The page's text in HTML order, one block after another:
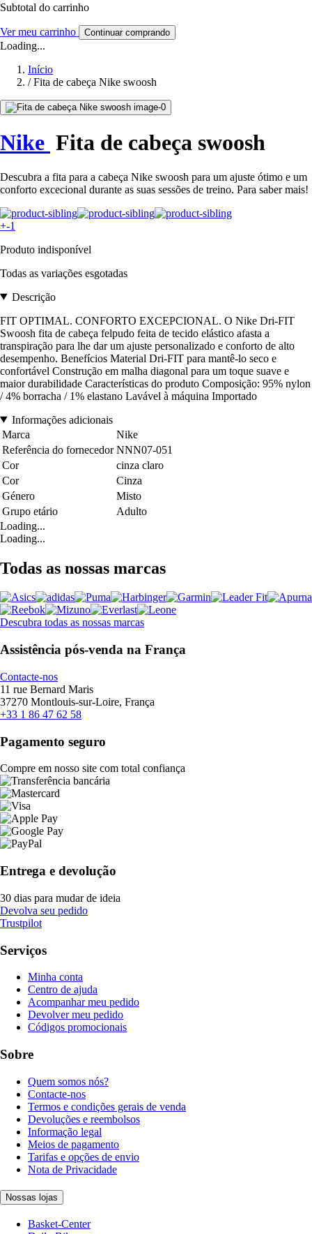
Subtotal do carrinho
Ver meu carrinho Continuar comprando
Loading...
Início
/ Fita de cabeça Nike swoosh
Nike Fita de cabeça swoosh
Descubra a fita para a cabeça Nike swoosh para um ajuste ótimo e um
conforto excecional durante as suas sessões de treino. Para saber mais!
+-1
Produto indisponível
Todas as variações esgotadas
Descrição
FIT OPTIMAL. CONFORTO EXCEPCIONAL. O Nike Dri-FIT
Swoosh fita de cabeça felpudo feita de tecido elástico afasta a
transpiração para lhe dar um ajuste personalizado e conforto de alto
desempenho. Benefícios Material Dri-FIT para mantê-lo seco e
confortável Construção em malha diagonal para um toque suave e
maior durabilidade Características do produto Composição: 95% nylon
/ 4% borracha / 1% elastano Lavável à máquina Importado
Informações adicionais
Marca
Nike
Referência do fornecedor NNN07-051
Cor
cinza claro
Cor
Cinza
Género
Misto
Grupo etário
Adulto
Loading...
Loading...
Todas as nossas marcas
Descubra todas as nossas marcas
Assistência pós-venda na França
Contacte-nos
11 rue Bernard Maris
37270 Montlouis-sur-Loire, França
+33 1 86 47 62 58
Pagamento seguro
Compre em nosso site com total confiança
Entrega e devolução
30 dias para mudar de ideia
Devolva seu pedido
Trustpilot
Serviços
Minha conta
Centro de ajuda
Acompanhar meu pedido
Devolver meu pedido
Códigos promocionais
Sobre
Quem somos nós?
Contacte-nos
Termos e condições gerais de venda
Devoluções e reembolsos
Informação legal
Meios de pagamento
Tarifas e opções de envio
Nota de Privacidade
Nossas lojas
Basket-Center